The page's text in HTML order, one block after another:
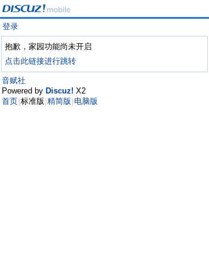
登录
抱歉，家园功能尚未开启
点击此链接进行跳转
音赋社
Powered by Discuz! X2
首页 标准版 精简版 电脑版